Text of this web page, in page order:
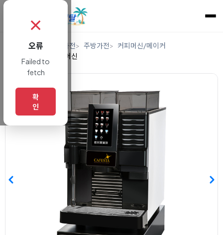
렌탈 디지털/가전 주방가전
커피머신/메이커
업소용에스프레소머신
✗
오류
Failed to
fetch
확
인